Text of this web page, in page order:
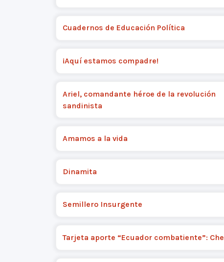
Cuadernos de Educación Política
¡Aquí estamos compadre!
Ariel, comandante héroe de la revolución
sandinista
Amamos a la vida
Dinamita
Semillero Insurgente
Tarjeta aporte “Ecuador combatiente”: Che